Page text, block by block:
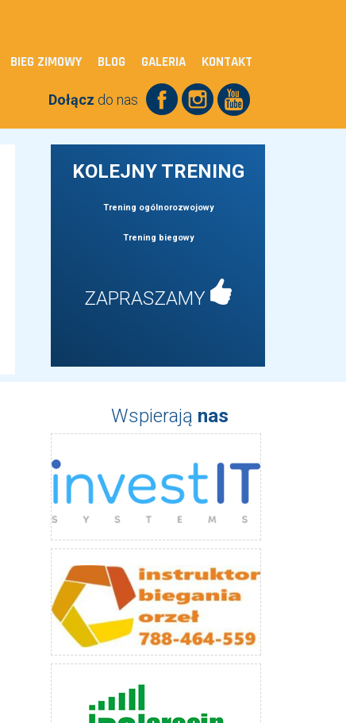
BIEG ZIMOWY BLOG GALERIA KONTAKT
Dołącz do nas
KOLEJNY TRENING
Trening ogólnorozwojowy
Trening biegowy
ZAPRASZAMY
Wspierają nas